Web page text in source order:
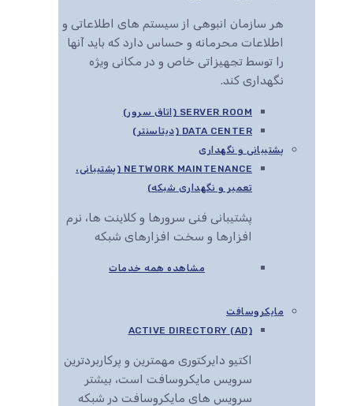
هر سازمان انبوهی از سیستم های اطلاعاتی و
اطلاعات محرمانه و حساس دارد که باید آنها
را توسط تجهیزاتی خاص و در مکانی ویژه
نگهداری کند.
SERVER ROOM (اتاق سرور)
DATA CENTER (دیتاسنتر)
پشتیبانی و نگهداری
NETWORK MAINTENANCE (پشتیبانی،
تعمیر و نگهداری شبکه)
پشتیبانی فنی سرورها و کلاینت ها، نرم
افزارها و سخت افزارهای شبکه
مشاهده همه خدمات
مایکروسافت
ACTIVE DIRECTORY (AD)
اکتیو دایرکتوری مهمترین و پرکاربردترین
سرویس مایکروسافت است، بیشتر
سرویس های مایکروسافت در شبکه